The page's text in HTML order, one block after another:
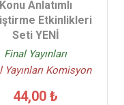
Anlatımlı
Etkinlikleri
Seti YENİ
Final Yayınları
Yayınları Komisyon
44,00 ₺